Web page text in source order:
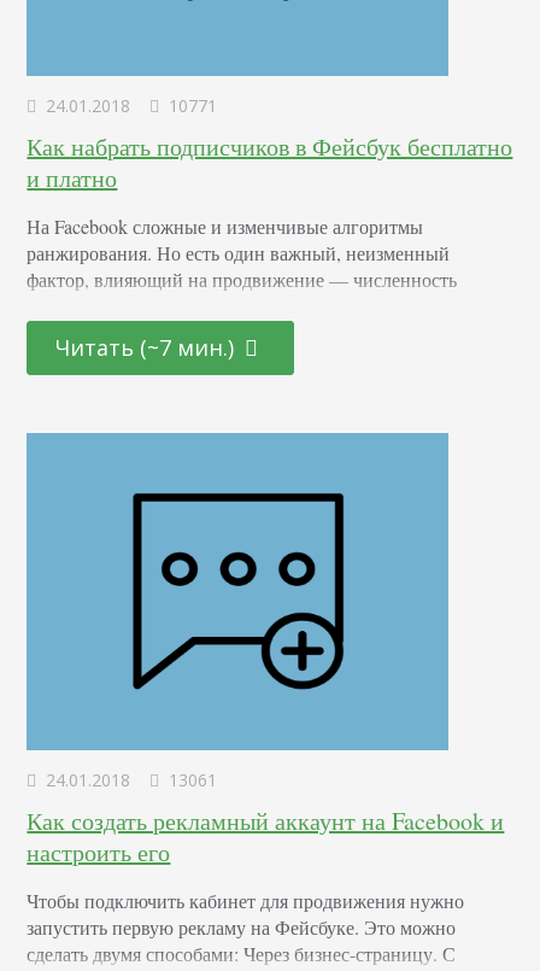
24.01.2018 10771
Как набрать подписчиков в Фейсбук бесплатно
и платно
На Facebook сложные и изменчивые алгоритмы
ранжирования. Но есть один важный, неизменный
фактор, влияющий на продвижение –– численность
вас уже должна быть тематическая группа с достаточным
количеством контента. Это необходимо, чтобы
страница. Различия бизнес-аккаунта и других форматов
Читать (~7 мин.)
24.01.2018 13061
Как создать рекламный аккаунт на Facebook и
настроить его
Чтобы подключить кабинет для продвижения нужно
запустить первую рекламу на Фейсбуке. Это можно
сделать двумя способами: Через бизнес-страницу. С